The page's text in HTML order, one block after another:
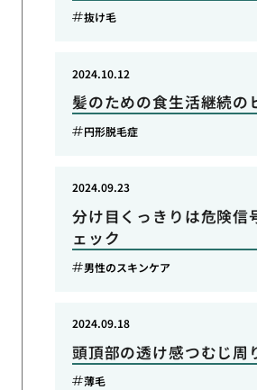
抜け毛
髪のための食生活継続の
2024.10.12
円形脱毛症
分け目くっきりは危険信
ェック
2024.09.23
男性のスキンケア
頭頂部の透け感つむじ周
2024.09.18
薄毛